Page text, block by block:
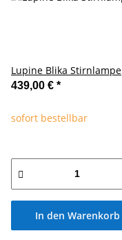
Lupine Blika Stirnlampe
439,00 € *
sofort bestellbar
In den Warenkorb